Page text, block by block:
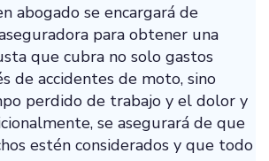
abogado se encargará de
para obtener una
que cubra no solo gastos
de accidentes de moto, sino
perdido de trabajo y el dolor y
se asegurará de que
estén considerados y que todo